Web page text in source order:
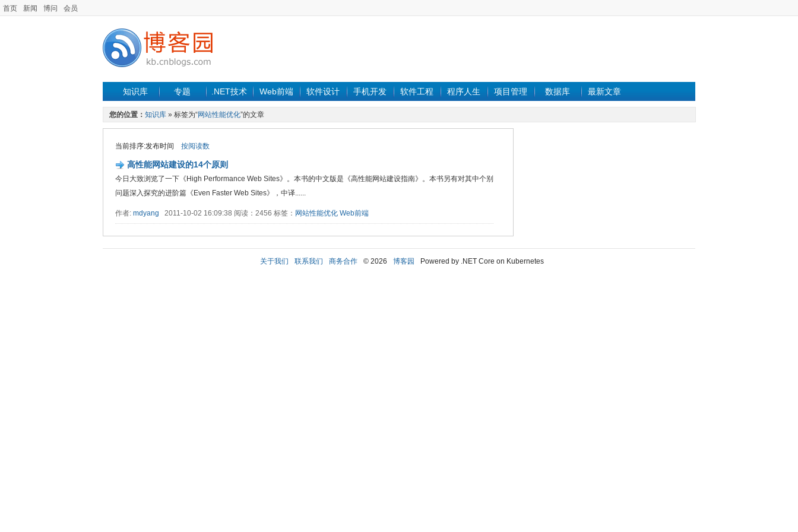
首页 新闻 博问 会员
知识库 专题 .NET技术 Web前端 软件设计 手机开发 软件工程 程序人生 项目管理 数据库 最新文章
您的位置： 知识库 » 标签为“网站性能优化”的文章
当前排序:发布时间 按阅读数
高性能网站建设的14个原则
今日大致浏览了一下《High Performance Web Sites》。本书的中文版是《高性能网站建设指南》。本书另有对其中个别
问题深入探究的进阶篇《Even Faster Web Sites》，中译......
作者: mdyang 2011-10-02 16:09:38 阅读：2456 标签： 网站性能优化 Web前端
关于我们 联系我们 商务合作 © 2026 博客园 Powered by .NET Core on Kubernetes